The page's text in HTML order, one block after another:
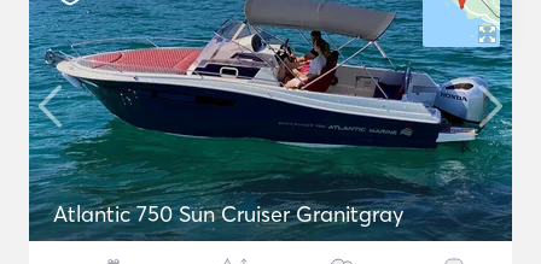
Atlantic 750 Sun Cruiser Granitgray